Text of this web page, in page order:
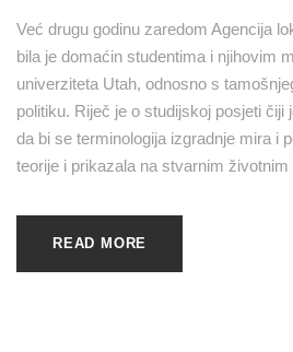
Već drugu godinu zaredom Agencija
bila je domaćin studentima i njihovim
univerziteta Utah, odnosno s
politiku. Riječ je o studijskoj posjeti
da bi se terminologija izgradnje mira i
teorije i prikazala na stvarnim životnim
READ MORE